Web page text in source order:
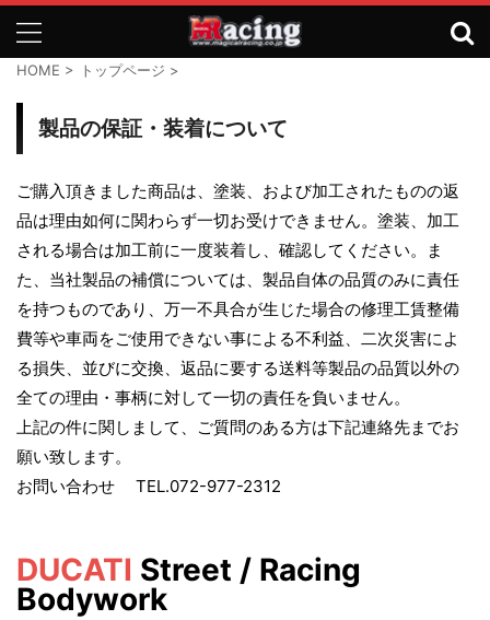
HOME > トップページ >
製品の保証・装着について
ご購入頂きました商品は、塗装、および加工されたものの返
品は理由如何に関わらず一切お受けできません。塗装、加工
される場合は加工前に一度装着し、確認してください。ま
た、当社製品の補償については、製品自体の品質のみに責任
を持つものであり、万一不具合が生じた場合の修理工賃整備
費等や車両をご使用できない事による不利益、二次災害によ
る損失、並びに交換、返品に要する送料等製品の品質以外の
全ての理由・事柄に対して一切の責任を負いません。
上記の件に関しまして、ご質問のある方は下記連絡先までお
願い致します。
お問い合わせ TEL.072-977-2312
DUCATI Street / Racing
Bodywork